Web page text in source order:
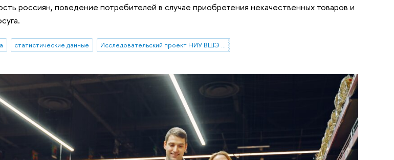
россиян, поведение потребителей в случае приобретения некачественных товаров и
статистические данные Исследовательский проект НИУ ВШЭ «Экономическое поведение домашних хозяйств»